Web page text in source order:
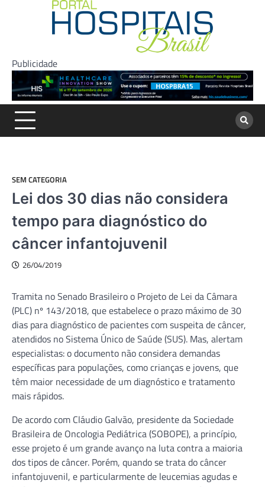
Publicidade
SEM CATEGORIA
Lei dos 30 dias não considera
tempo para diagnóstico do
câncer infantojuvenil
26/04/2019
Tramita no Senado Brasileiro o Projeto de Lei da Câmara
(PLC) nº 143/2018, que estabelece o prazo máximo de 30
dias para diagnóstico de pacientes com suspeita de câncer,
atendidos no Sistema Único de Saúde (SUS). Mas, alertam
especialistas: o documento não considera demandas
específicas para populações, como crianças e jovens, que
têm maior necessidade de um diagnóstico e tratamento
mais rápidos.
De acordo com Cláudio Galvão, presidente da Sociedade
Brasileira de Oncologia Pediátrica (SOBOPE), a princípio,
esse projeto é um grande avanço na luta contra a maioria
dos tipos de câncer. Porém, quando se trata do câncer
infantojuvenil, e particularmente de leucemias agudas e